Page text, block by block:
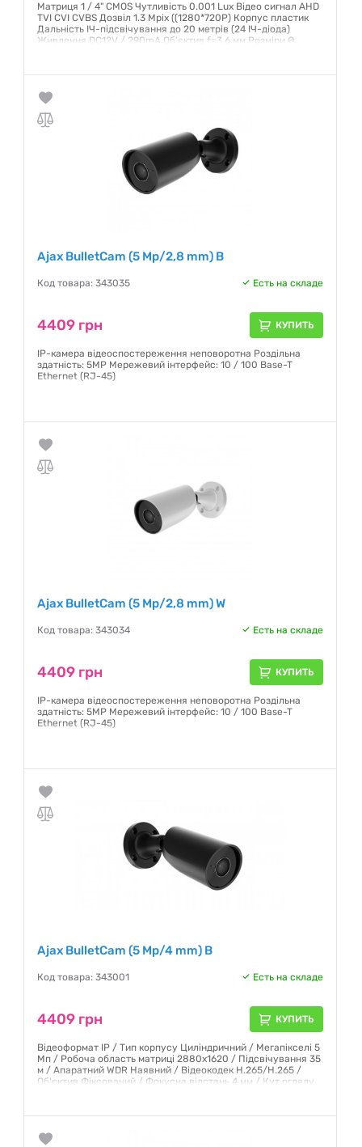
Матриця 1 / 4" СМОЅ Чутливість 0.001 Lux Відео сигнал AHD
TVI CVI CVBS Дозвіл 1.3 Mpix ((1280*720P) Корпус пластик
Дальність ІЧ-підсвічування до 20 метрів (24 ІЧ-діода)
Живлення DC12V / 290mA Об'єктив f=3.6 мм Розміри Ø
Ajax BulletCam (5 Mp/2,8 mm) B
Код товара: 343035 Есть на складе
4409 грн КУПИТЬ
IP-камера відеоспостереження неповоротна Роздільна
здатність: 5MP Мережевий інтерфейс: 10 / 100 Base-T
Ethernet (RJ-45)
Ajax BulletCam (5 Mp/2,8 mm) W
Код товара: 343034 Есть на складе
4409 грн КУПИТЬ
IP-камера відеоспостереження неповоротна Роздільна
здатність: 5MP Мережевий інтерфейс: 10 / 100 Base-T
Ethernet (RJ-45)
Ajax BulletCam (5 Mp/4 mm) B
Код товара: 343001 Есть на складе
4409 грн КУПИТЬ
Відеоформат IP / Тип корпусу Циліндричний / Мегапікселі 5
Мп / Робоча область матриці 2880х1620 / Підсвічування 35
м / Апаратний WDR Наявний / Відеокодек H.265/H.265 /
Об'єктив Фіксований / Фокусна відстань 4 мм / Кут огляду
Гарантия:12 месяцев